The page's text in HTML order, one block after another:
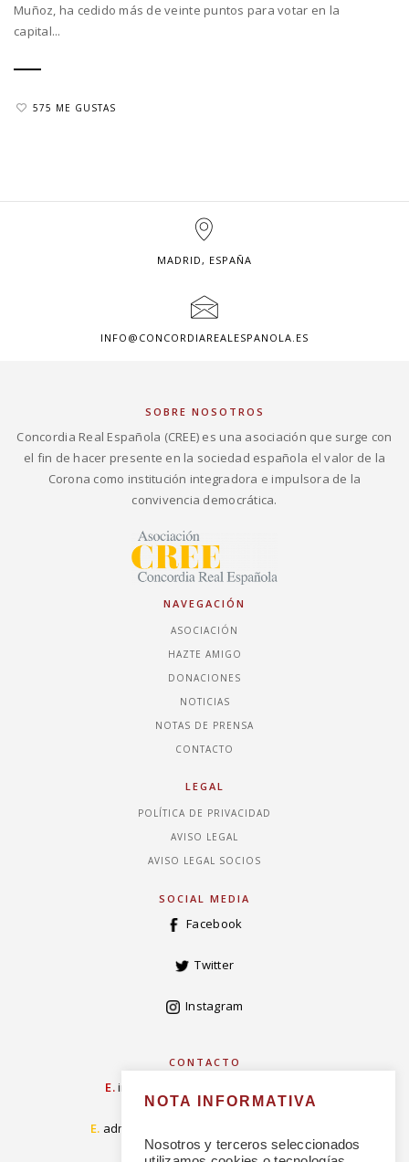
Muñoz, ha cedido más de veinte puntos para votar en la
capital...
575 ME GUSTAS
MADRID, ESPAÑA
INFO@CONCORDIAREALESPANOLA.ES
SOBRE NOSOTROS
Concordia Real Española (CREE) es una asociación que surge con
el fin de hacer presente en la sociedad española el valor de la
Corona como institución integradora e impulsora de la
convivencia democrática.
NAVEGACIÓN
ASOCIACIÓN
HAZTE AMIGO
DONACIONES
NOTICIAS
NOTAS DE PRENSA
CONTACTO
LEGAL
POLÍTICA DE PRIVACIDAD
AVISO LEGAL
AVISO LEGAL SOCIOS
SOCIAL MEDIA
Facebook
Twitter
Instagram
CONTACTO
E.info@concordiarealespanola.es
E. admision@concordiarealespanola.es
NOTA INFORMATIVA
Nosotros y terceros seleccionados